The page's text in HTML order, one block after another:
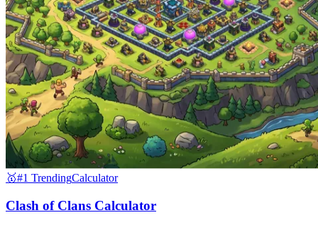
🥇#1 TrendingCalculator
Clash of Clans Calculator